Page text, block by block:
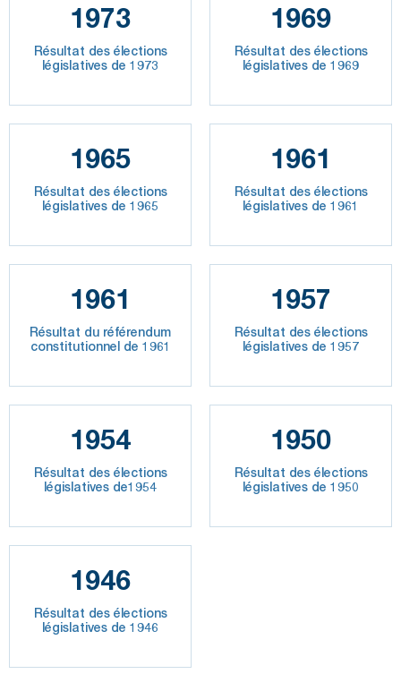
1973
Résultat des élections
législatives de 1973
1969
Résultat des élections
législatives de 1969
1965
Résultat des élections
législatives de 1965
1961
Résultat des élections
législatives de 1961
1961
Résultat du référendum
constitutionnel de 1961
1957
Résultat des élections
législatives de 1957
1954
Résultat des élections
législatives de1954
1950
Résultat des élections
législatives de 1950
1946
Résultat des élections
législatives de 1946